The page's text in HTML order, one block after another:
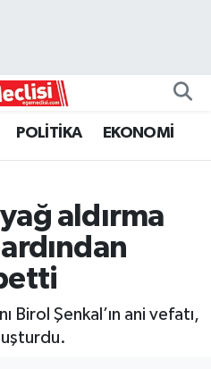
POLİTİKA EKONOMİ
aldırma
Birol Şenkal’ın ani vefatı,